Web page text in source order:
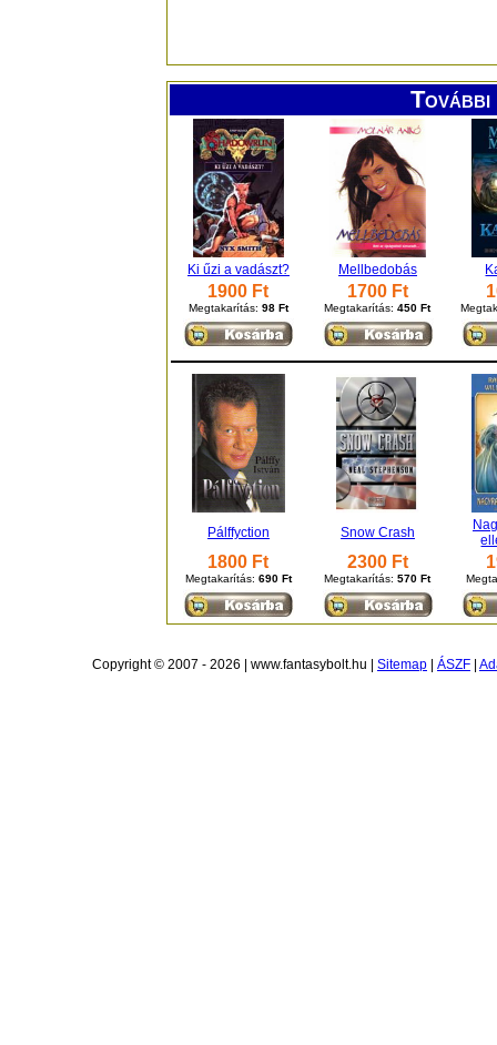
Ki űzi a vadászt? Mellbedobás
1900 Ft
Megtakarítás: 98 Ft
1700 Ft
Megtakarítás:450 Ft
Pálffyction Snow Crash
1800 Ft
Megtakarítás: 690 Ft
2300 Ft
Megtakarítás:570 Ft
Copyright © 2007 - 2026 | www.fantasybolt.hu | Sitemap ÁSZF